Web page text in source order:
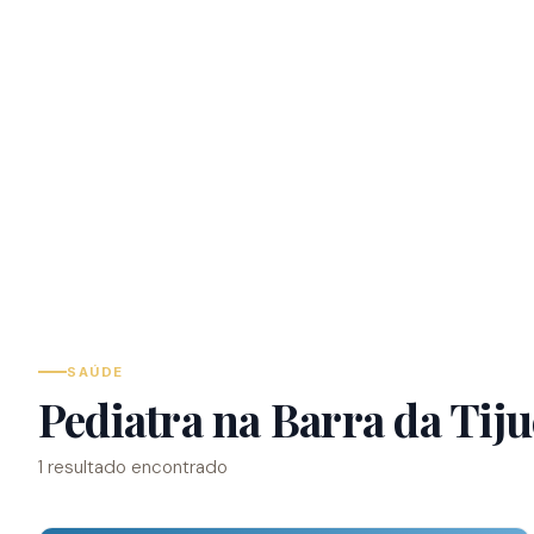
SAÚDE
Pediatra na Barra da
1 resultado encontrado